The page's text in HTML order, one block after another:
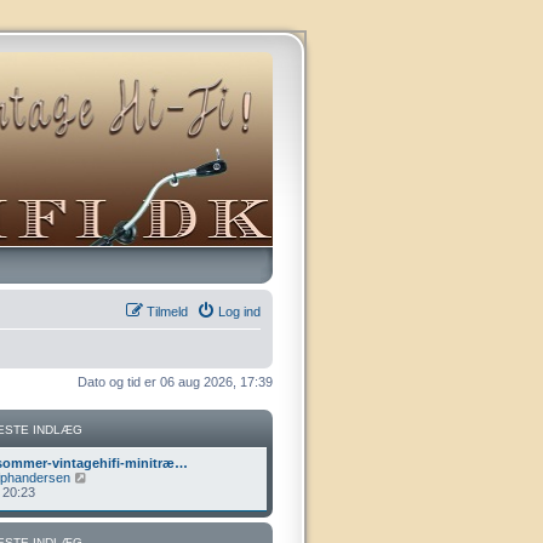
Log ind
Tilmeld
Dato og tid er 06 aug 2026, 17:39
INDLÆG
vintagehifi-minitræ…
d
20:23